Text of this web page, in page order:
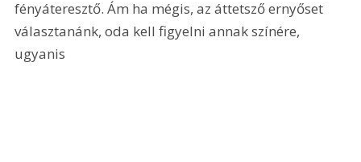
fényáteresztő. Ám ha mégis, az áttetsző ernyőset
választanánk, oda kell figyelni annak színére,
ugyanis